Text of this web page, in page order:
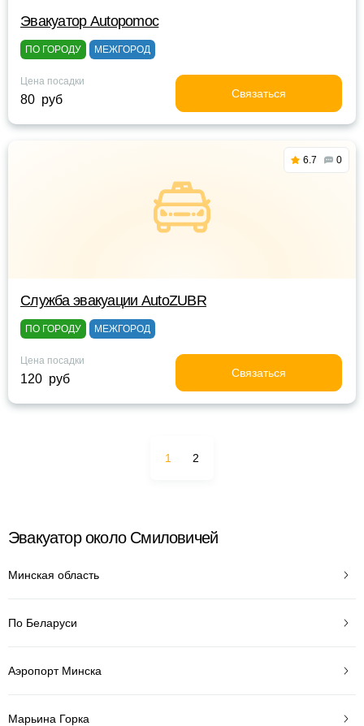
Эвакуатор Autopomoc
ПО ГОРОДУ МЕЖГОРОД
Цена посадки
80 руб Связаться
6.7 0
Служба эвакуации AutoZUBR
ПО ГОРОДУ МЕЖГОРОД
Цена посадки
120 руб Связаться
1 2
Эвакуатор около Смиловичей
Минская область
По Беларуси
Аэропорт Минска
Марьина Горка